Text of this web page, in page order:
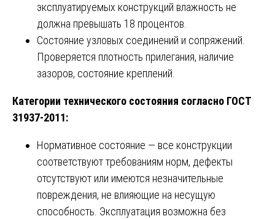
эксплуатируемых конструкций влажность не
должна превышать 18 процентов.
Состояние узловых соединений и сопряжений.
Проверяется плотность прилегания, наличие
зазоров, состояние креплений.
Категории технического состояния согласно ГОСТ
31937-2011:
Нормативное состояние — все конструкции
соответствуют требованиям норм, дефекты
отсутствуют или имеются незначительные
повреждения, не влияющие на несущую
способность. Эксплуатация возможна без